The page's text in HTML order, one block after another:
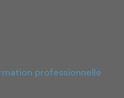
professionnelle